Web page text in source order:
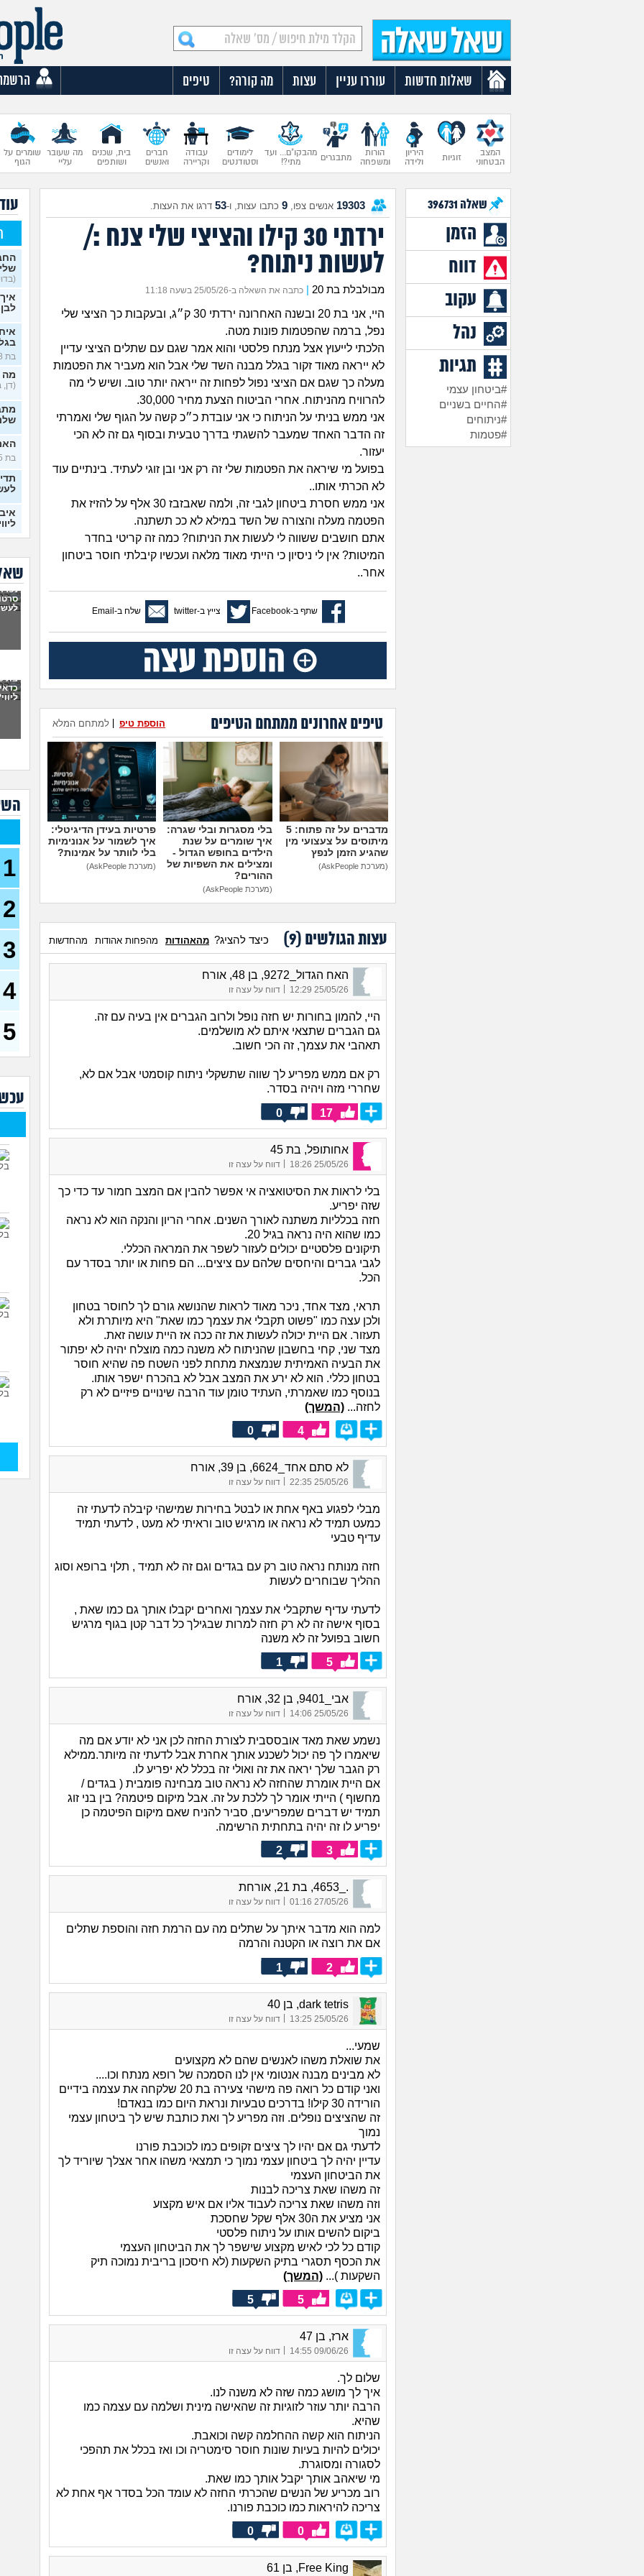
שאלות חדשות עוררו עניין עצות מה קורה? טיפים
המצב
הבטחוני
זוגיות
היריון
ולידה
הורות
ומשפחה
מתבגרים
מהבקו"ם... ועד
מתי?!
לימודים
וסטודנטים
עבודה
וקריירה
חברים
ואנשים
בית, שכנים
ושותפים
מה שעובר
עליי
שומרים על
הגוף
שאלה 396731
הזמן
דווח
עקוב
נהל
תגיות
#ביטחון עצמי
#החיים בשניים
#ניתוחים
#פטמות
19303 אנשים צפו, 9 כתבו עצות, ו-53 דרגו את העצות.
ירדתי 30 קילו והציצי שלי צנח :/
לעשות ניתוח?
מבולבלת בת 20 כתבה את השאלה ב-25/05/26 בשעה 11:18
היי, אני בת 20 ובשנה האחרונה ירדתי 30 ק״ג, ובעקבות כך הציצי שלי
נפל, ברמה שהפטמות פונות מטה.
הלכתי לייעוץ אצל מנתח פלסטי והוא אמר שגם עם שתלים הציצי עדיין
לא ייראה מאוד זקור בגלל מבנה השד שלי אבל הוא מעביר את הפטמות
מעלה כך שגם אם הציצי נפול לפחות זה ייראה יותר טוב. ושיש לי מה
להרוויח מהניתוח. אחרי הביטוח הצעת מחיר 30,000.
אני ממש בניתי על הניתוח כי אני עובדת כ״כ קשה על הגוף שלי ואמרתי
זה הדבר האחד שמעבר להשגתי בדרך טבעית ובסוף גם זה לא הכי
יעזור.
בפועל מי שיראה את הפטמות שלי זה רק אני ובן זוגי לעתיד. בינתיים עוד
לא הכרתי אותו..
אני ממש חסרת ביטחון לגבי זה, ולמה שאבזבז 30 אלף על להזיז את
הפטמה מעלה והצורה של השד במילא לא ככ תשתנה.
אתם חושבים ששווה לי לעשות את הניתוח? כמה זה קריטי בחדר
המיטות? אין לי ניסיון כי הייתי מאוד מלאה ועכשיו קיבלתי חוסר ביטחון
אחר..
שתף ב-Facebook צייץ ב-twitter שלח ב-Email
טיפים אחרונים ממתחם הטיפים למתחם המלא הוספת טיפ
מדברים על זה פתוח: 5
מיתוסים על צעצועי מין
שהגיע הזמן לנפץ
(מערכת AskPeople)
בלי מסגרות ובלי שגרה:
איך שומרים על שנת
הילדים בחופש הגדול -
ומצילים את השפיות של
ההורים?
(מערכת AskPeople)
פרטיות בעידן הדיגיטלי:
איך לשמור על אנונימיות
בלי לוותר על אמינות?
(מערכת AskPeople)
עצות הגולשים (9
) כיצד להציג? מהאהודות מהפחות אהודות מהחדשות
האח הגדול_9272, בן 48, אורח
25/05/26 12:29 דווח על עצה זו
היי, להמון בחורות יש חזה נופל ולרוב הגברים אין בעיה עם זה.
גם הגברים שתצאי איתם לא מושלמים.
תאהבי את עצמך, זה הכי חשוב.
רק אם ממש מפריע לך שווה שתשקלי ניתוח קוסמטי אבל אם לא,
שחררי מזה ויהיה בסדר.
17
0
אחותופל, בת 45
25/05/26 18:26
| דווח על עצה זו
בלי לראות את הסיטואציה אי אפשר להבין אם המצב חמור עד כדי כך
שזה יפריע.
חזה בכלליות משתנה לאורך השנים. אחרי הריון והנקה הוא לא נראה
כמו שהוא היה נראה בגיל 20.
תיקונים פלסטיים יכולים לעזור לשפר את המראה הכללי.
לגבי גברים והיחסים שלהם עם ציצים... הם פחות או יותר בסדר עם
הכל.
תראי, מצד אחד, ניכר מאוד לראות שהנושא גורם לך לחוסר בטחון
ולכן עצה כמו "פשוט תקבלי את עצמך כמו שאת" היא מיותרת ולא
תעזור. אם היית יכולה לעשות את זה ככה אז היית עושה זאת.
מצד שני, קחי בחשבון שהניתוח לא משנה כמה מוצלח יהיה לא יפתור
את הבעיה האמיתית שנמצאת מתחת לפני השטח פה שהיא חוסר
בטחון כללי. הוא לא ירע את המצב אבל לא בהכרח ישפר אותו.
בנוסף כמו שאמרתי, העתיד טומן עוד הרבה שינויים פיזיים לא רק
לחזה... (המשך)
4
0
לא סתם אחד_6624, בן 39, אורח
25/05/26 22:35 דווח על עצה זו
מבלי לפגוע באף אחת או לבטל בחירות שמישהי קיבלה לדעתי זה
כמעט תמיד לא נראה או מרגיש טוב וראיתי לא מעט , לדעתי תמיד
עדיף טבעי
חזה מנותח נראה טוב רק עם בגדים וגם זה לא תמיד , תלןי ברופא וסוג
ההליך שבוחרים לעשות
לדעתי עדיף שתקבלי את עצמך ואחרים יקבלו אותך גם כמו שאת ,
בסוף אישה זה לא רק חזה למרות שבגילך כל דבר קטן בגוף מרגיש
חשוב בפועל זה לא משנה
5
1
אבי_9401, בן 32, אורח
25/05/26 14:06 דווח על עצה זו
נשמע שאת מאד אובססבית לצורת החזה לכן אני לא יודע אם מה
שיאמרו לך פה יכול לשכנע אותך אחרת אבל לדעתי זה מיותר.ממילא
רק הגבר שלך יראה את זה ואולי זה בכלל לא יפריע לו.
אם היית אומרת שהחזה לא נראה טוב מבחינה פומבית ( בגדים /
מחשוף ) הייתי אומר לך ללכת על זה. אבל מיקום פיטמה? בין בני זוג
תמיד יש דברים שמפריעים, סביר להניח שאם מיקום הפיטמה כן
יפריע לו זה יהיה בתחתית הרשימה.
3
2
._4653, בת 21, אורחת
27/05/26 01:16 דווח על עצה זו
למה הוא מדבר איתך על שתלים מה עם הרמת חזה והוספת שתלים
אם את רוצה או הקטנה והרמה
2
1
dark tetris, בן 40
25/05/26 13:25
| דווח על עצה זו
שמעי...
את שואלת משהו לאנשים שהם לא מקצועים
לא מבינים מבנה אנטומי אין לנו הסמכה של רופא מנתח וכו....
ואני קודם כל רואה פה מישהי צעירה בת 20 שלקחה את עצמה בידיים
הורידה 30 קילו! בדרכים טבעיות ונראת היום כמו בנאדם!
זה שהציצים נופלים. וזה מפריע לך ואת כותבת שיש לך ביטחון עצמי
נמוך
לדעתי גם אם יהיו לך ציצים זקופים כמו לכוכבת פורנו
עדיין יהיה לך ביטחון עצמי נמוך כי תמצאי משהו אחר אצלך שיוריד לך
את הביטחון העצמי
זה משהו שאת צריכה לבנות
וזה משהו שאת צריכה לעבוד אליו אם איש מקצוע
אני מציע את ה30 אלף שקל שחסכת
ביקום להשים אותו על ניתוח פלסטי
קודם כל לכי לאיש מקצוע שישפר לך את הביטחון העצמי
את הכסף תסגרי בתיק השקעות (לא חיסכון בריבית נמוכה תיק
השקעות )... (המשך)
5
5
ארז, בן 47
09/06/26 14:55 דווח על עצה זו
שלום לך.
איך לך מושג כמה שזה לא משנה לנו.
הרבה יותר עוזר לזוגיות זה שהאישה מינית ושלמה עם עצמה כמו
שהיא.
הניתוח הוא קשה ההחלמה קשה וכואבת.
יכולים להיות בעיות שונות חוסר סימטריה וכו ואז בכלל את תהפכי
לסגורה ומסוגרת.
מי שיאהב אותך יקבל אותך כמו שאת.
רוב מכריע של הנשים שהכרתי החזה לא עומד הכל בסדר אף אחת לא
צריכה להיראות כמו כוכבת פורנו.
0
0
Free King, בן 61
בת 18)
מה
(דן, בן
בת 25)
ליווי
מה
בן
30)
מה
28)
19)
אח
1
2
3
4
5